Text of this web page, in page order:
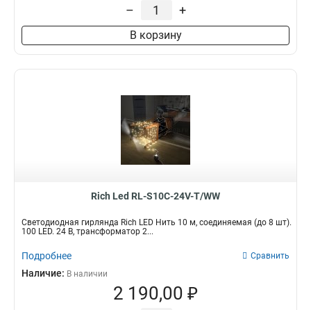
– +
В корзину
Rich Led RL-S10C-24V-T/WW
Светодиодная гирлянда Rich LED Нить 10 м, соединяемая (до 8 шт).
100 LED. 24 B, трансформатор 2...
Подробнее Сравнить
Наличие: В наличии
2 190,00 ₽